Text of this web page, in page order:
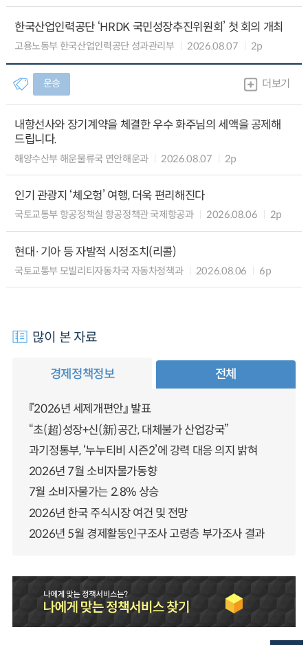
한국산업인력공단 ‘HRDK 국민성장추진위원회’ 첫 회의 개최
고용노동부 한국산업인력공단 성과관리부 2026.08.07 2p
운송 더보기
내항선사와 장기계약을 체결한 우수 화주님의 세액을 공제해
드립니다.
해양수산부 해운물류국 연안해운과 2026.08.07 2p
인기 관광지 ‘체오헝’ 여행, 더욱 편리해진다
국토교통부 항공정책실 항공정책관 국제항공과 2026.08.06 2p
현대·기아 등 자발적 시정조치(리콜)
국토교통부 모빌리티자동차국 자동차정책과 2026.08.06 6p
많이 본 자료
경제정책정보 전체
『2026년 세제개편안』 발표
“초(超)성장+신(新)공간, 대체불가 산업강국”
과기정통부, ‘누누티비 시즌2’에 강력 대응 의지 밝혀
2026년 7월 소비자물가동향
7월 소비자물가는 2.8% 상승
2026년 한국 주식시장 여건 및 전망
2026년 5월 경제활동인구조사 고령층 부가조사 결과